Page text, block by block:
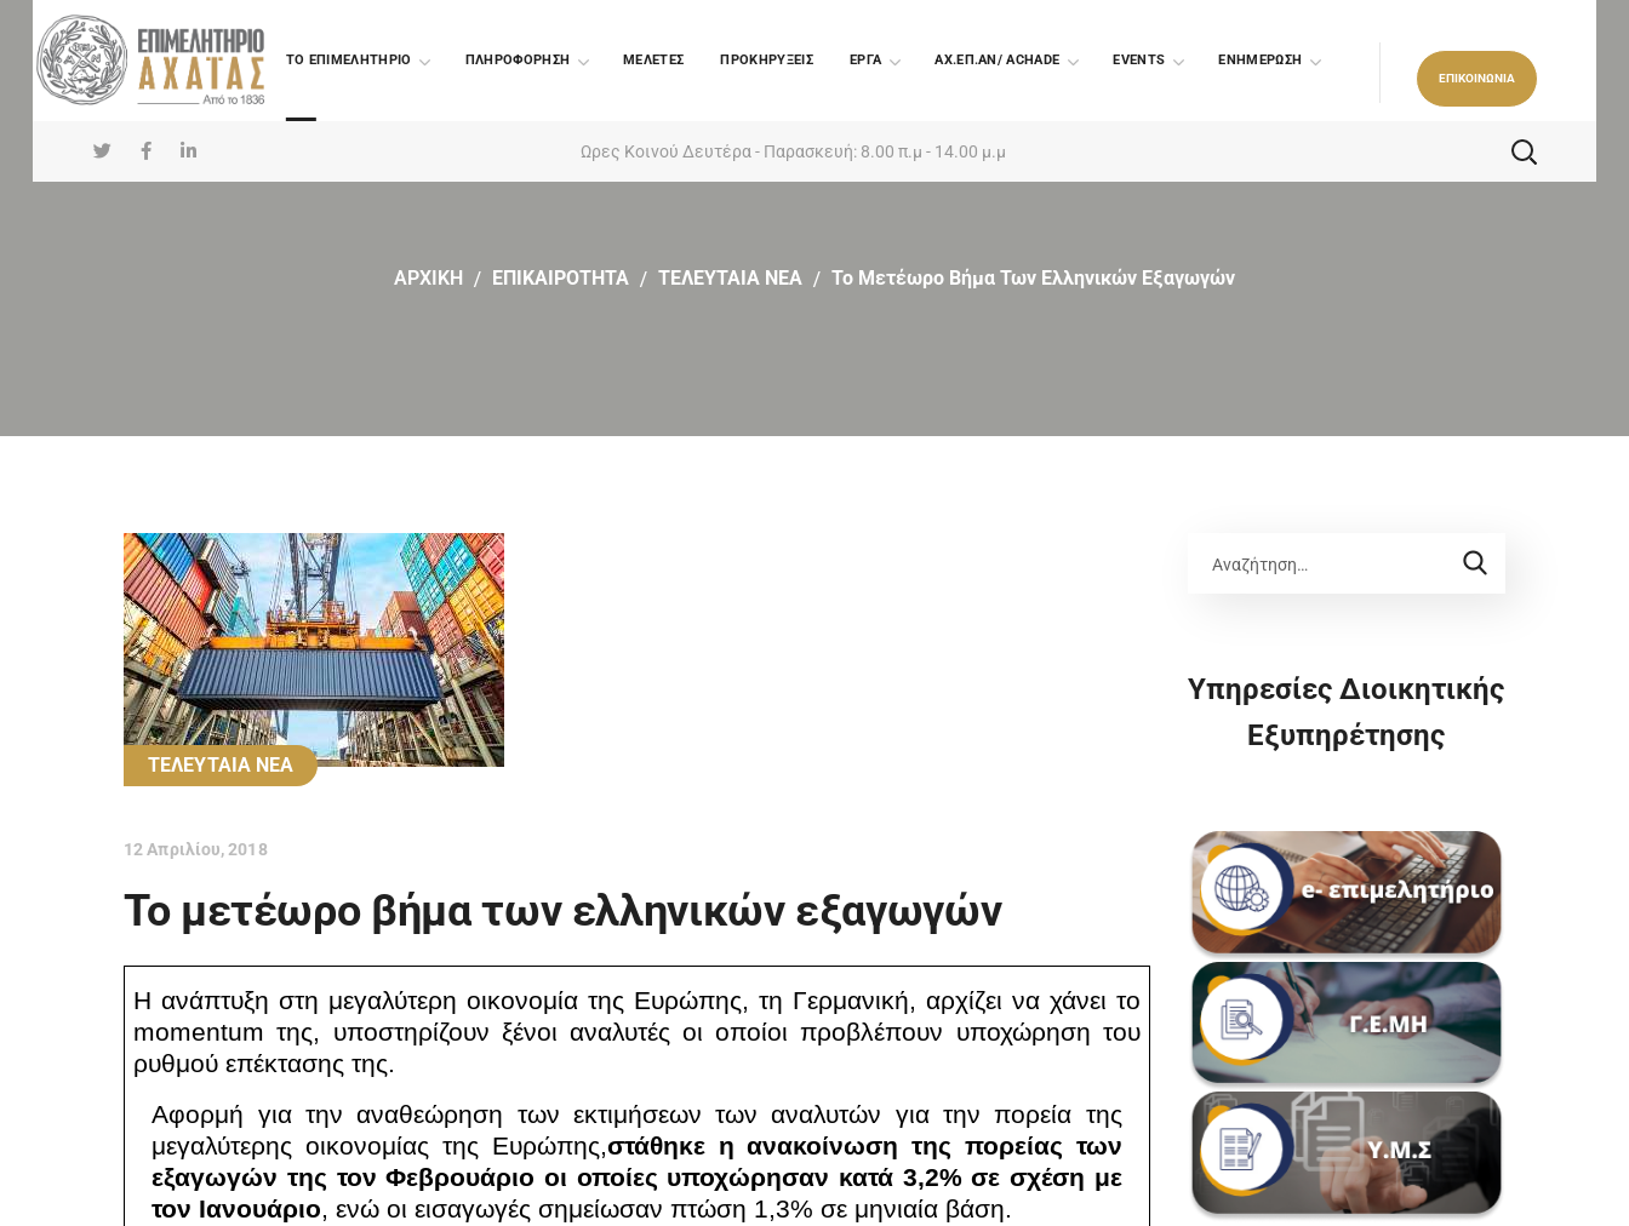
TO ΕΠΙΜΕΛΗΤΗΡΙΟ ΠΛΗΡΟΦΟΡΗΣΗ ΜΕΛΕΤΕΣ ΠΡΟΚΗΡΥΞΕΙΣ EΡΓΑ ΑΧ.ΕΠ.ΑΝ/ ACHADE EVENTS ΕΝΗΜΕΡΩΣΗ
ΕΠΙΚΟΙΝΩΝΙΑ
Ωρες Κοινού Δευτέρα - Παρασκευή: 8.00 π.μ - 14.00 μ.μ
ΑΡΧΙΚΗ ΕΠΙΚΑΙΡΟΤΗΤΑ ΤΕΛΕΥΤΑΙΑ ΝΕΑ Το Μετέωρο Βήμα Των Ελληνικών Εξαγωγών
ΤΕΛΕΥΤΑΙΑ ΝΕΑ
12 Απριλίου, 2018
Το μετέωρο βήμα των ελληνικών εξαγωγών
Η ανάπτυξη στη μεγαλύτερη οικονομία της Ευρώπης, τη Γερμανική, αρχίζει να χάνει το
momentum της, υποστηρίζουν ξένοι αναλυτές οι οποίοι προβλέπουν υποχώρηση του
ρυθμού επέκτασης της.
Αφορμή για την αναθεώρηση των εκτιμήσεων των αναλυτών για την πορεία της
μεγαλύτερης οικονομίας της Ευρώπης,στάθηκε η ανακοίνωση της πορείας των
εξαγωγών της τον Φεβρουάριο οι οποίες υποχώρησαν κατά 3,2% σε σχέση με
τον Ιανουάριο, ενώ οι εισαγωγές σημείωσαν πτώση 1,3% σε μηνιαία βάση.
Υπηρεσίες Διοικητικής
Εξυπηρέτησης